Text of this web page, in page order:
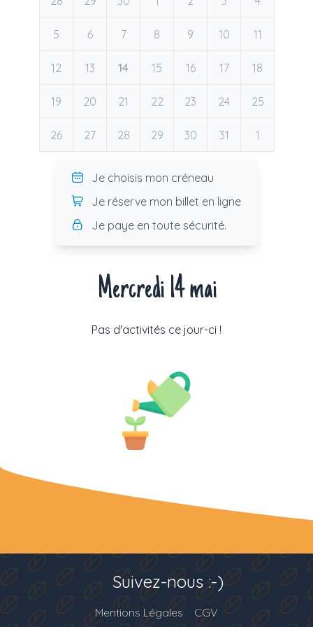
5 6 7 8 9 10 11
12 13 14 15 16 17 18
19 20 21 22 23 24 25
26 27 28 29 30 31 1
Je choisis mon créneau
Je réserve mon billet en ligne
Je paye en toute sécurité.
Mercredi 14 mai
Pas d'activités ce jour-ci !
Mentions Légales CGV
Suivez-nous :-)